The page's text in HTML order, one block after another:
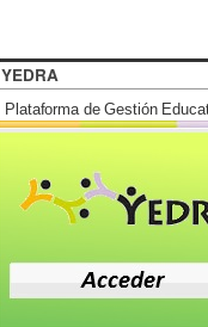
YEDRA
Plataforma de Gestión